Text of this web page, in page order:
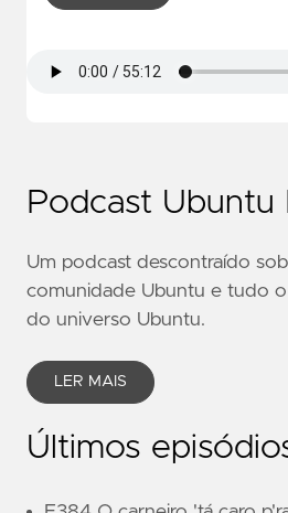
Podcast Ubuntu
Um podcast descontraído
comunidade Ubuntu e tudo
do universo Ubuntu.
LER MAIS
Últimos